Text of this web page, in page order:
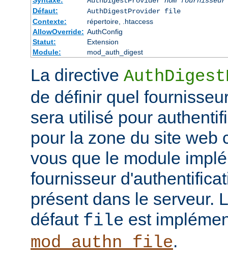
Défaut:
AuthDigestProvider file
Contexte:
répertoire, .htaccess
AllowOverride: AuthConfig
Statut:
Extension
Module:
mod_auth_digest
La directive
de définir quel
sera utilisé pour
pour la zone du site web
vous que le module
fournisseur
présent dans le serveur.
défaut file est
mod_authn_file.